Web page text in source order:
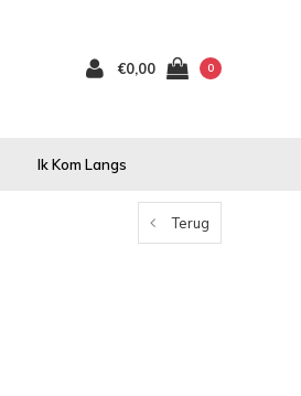
€0,00 0
Ik Kom Langs
Terug